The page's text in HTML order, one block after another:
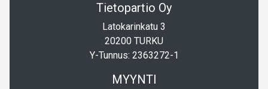
Tietopartio Oy
Latokarinkatu 3
20200 TURKU
Y-Tunnus: 2363272-1
MYYNTI